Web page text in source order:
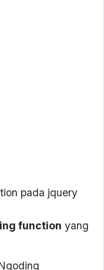
pada jquery
function yang